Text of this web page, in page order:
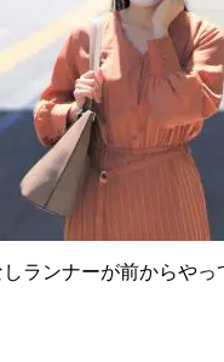
ランナーが前からやっ